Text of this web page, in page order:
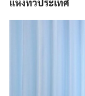
แห่งทั่วประเทศ